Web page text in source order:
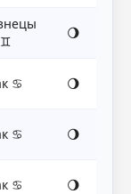
♊
🌖
♋ 🌖
♋ 🌖
♋ 🌖